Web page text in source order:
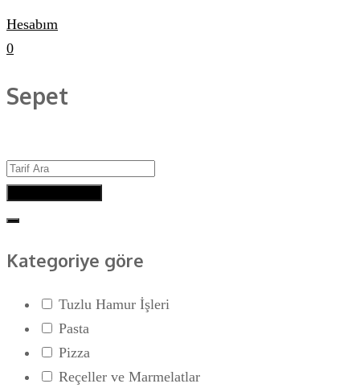
Hesabım
0
Sepet
Kategoriye göre
Tuzlu Hamur İşleri
Pasta
Pizza
Reçeller ve Marmelatlar